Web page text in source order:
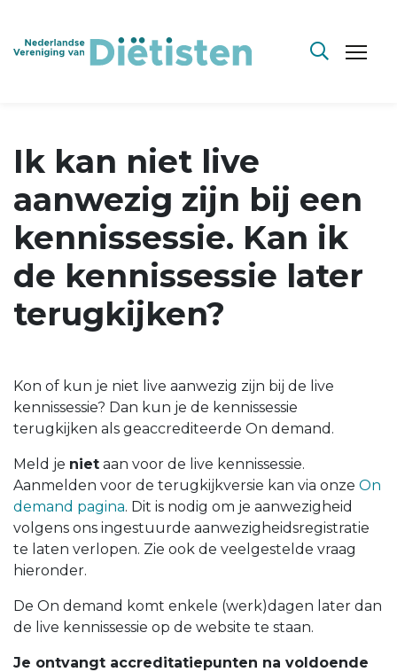
Ik kan niet live
aanwezig zijn bij een
kennissessie. Kan ik
de kennissessie later
terugkijken?
Kon of kun je niet live aanwezig zijn bij de live
kennissessie? Dan kun je de kennissessie
terugkijken als geaccrediteerde On demand.
Meld je niet aan voor de live kennissessie.
Aanmelden voor de terugkijkversie kan via onze On
demand pagina. Dit is nodig om je aanwezigheid
volgens ons ingestuurde aanwezigheidsregistratie
te laten verlopen. Zie ook de veelgestelde vraag
hieronder.
De On demand komt enkele (werk)dagen later dan
de live kennissessie op de website te staan.
Je ontvangt accreditatiepunten na voldoende